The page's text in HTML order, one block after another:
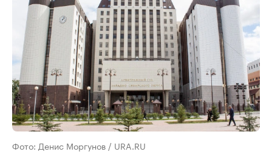
Фото: Денис Моргунов / URA.RU